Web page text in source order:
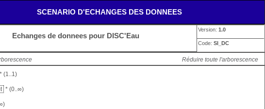
SCENARIO D'ECHANGES DES DONNEES
Echanges de donnees pour DISC'Eau
Version: 1.0
Code: SI_DC
Réduire toute l'arborescence
* (1..1)
* (0..∞)